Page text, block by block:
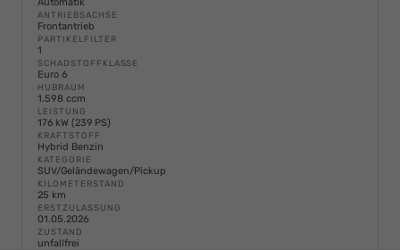
ANTRIEBSACHSE
Frontantrieb
PARTIKELFILTER
1
SCHADSTOFFKLASSE
Euro 6
HUBRAUM
1.598 ccm
LEISTUNG
176 kW (239 PS)
KRAFTSTOFF
Hybrid Benzin
KATEGORIE
SUV/Geländewagen/Pickup
KILOMETERSTAND
25 km
ERSTZULASSUNG
01.05.2026
ZUSTAND
unfallfrei